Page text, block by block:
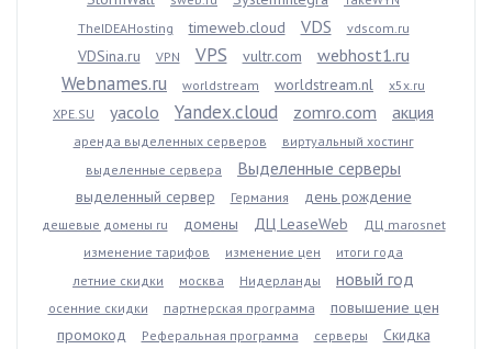
TheIDEAHosting
timeweb.cloud VDS vdscom.ru
VDSina.ru VPN VPS vultr.com webhost1.ru
Webnames.ru worldstream worldstream.nl
x5x.ru
XPE.SU
yacolo Yandex.cloud zomro.com акция
аренда выделенных серверов
виртуальный хостинг
выделенные сервера
Выделенные серверы
выделенный сервер Германия день рождение
дешевые домены ru домены ДЦ LeaseWeb
ДЦ marosnet
изменение тарифов
изменение цен
итоги года
летние скидки
москва Нидерланды новый год
осенние скидки партнерская программа
повышение цен
промокод
Реферальная программа серверы
Скидка